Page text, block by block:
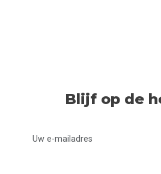
Blijf op de